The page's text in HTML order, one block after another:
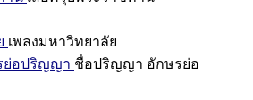
เพลงมหาวิทยาลัย
ย่อปริญญา ชื่อปริญญา อักษรย่อ